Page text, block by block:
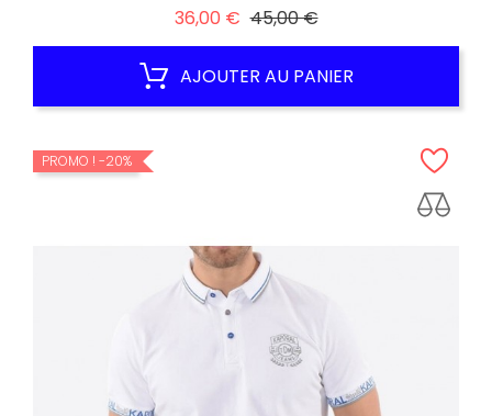
36,00 € Prix
45,00 €Prix
AJOUTER AU PANIER
PROMO ! -20%